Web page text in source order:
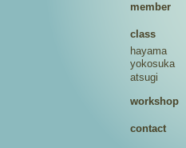
member
class
hayama
yokosuka
atsugi
workshop
contact